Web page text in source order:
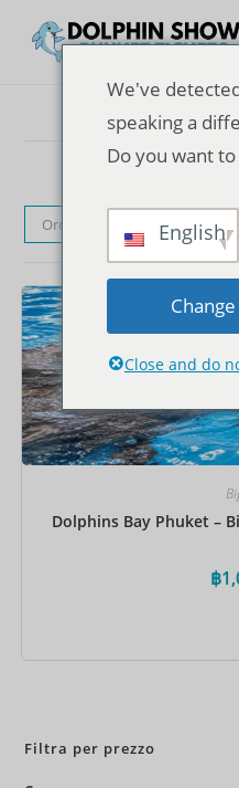
Ordinamento predefinito
Dolphins Bay Phuket –
฿
Filtra per prezzo
We've
speaking a
Do you want
English
Close and do